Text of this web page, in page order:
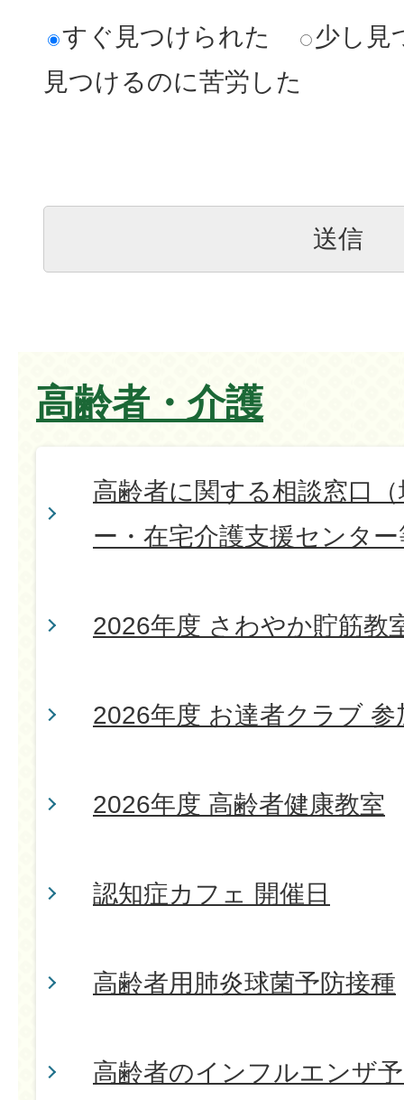
すぐ見つけられた
少し見
見つけるのに苦労した
高齢者・介護
高齢者に関する相談窓口
ー・在宅介護支援センタ
2026年度 さわやか貯筋教
2026年度 お達者クラブ 参
2026年度 高齢者健康教室
認知症カフェ 開催日
高齢者用肺炎球菌予防接種
高齢者のインフルエンザ